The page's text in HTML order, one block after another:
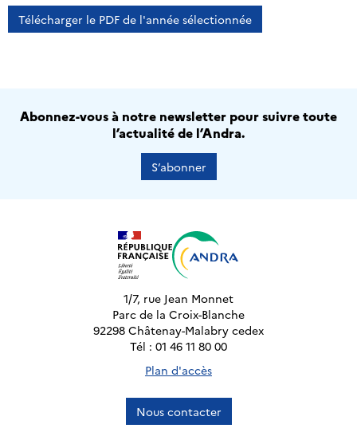
Télécharger le PDF de l'année sélectionnée
Abonnez-vous à notre newsletter pour suivre toute
l’actualité de l’Andra.
S’abonner
1/7, rue Jean Monnet
Parc de la Croix-Blanche
92298 Châtenay-Malabry cedex
Tél : 01 46 11 80 00
Plan d'accès
Nous contacter